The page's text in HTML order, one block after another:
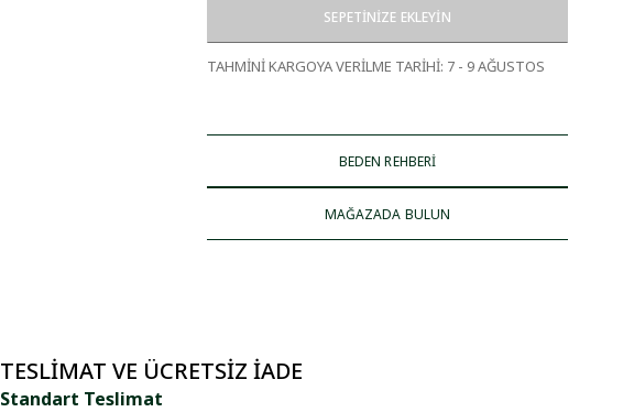
SEPETİNİZE EKLEYİN
TAHMİNİ KARGOYA VERİLME TARİHİ: 7 - 9 AĞUSTOS
BEDEN REHBERİ
MAĞAZADA BULUN
TESLIMAT VE ÜCRETSIZ İADE
Standart Teslimat